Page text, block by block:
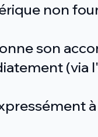
non
son
(via